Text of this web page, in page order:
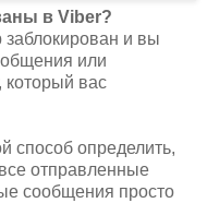
в Viber?
заблокирован и вы
или
который вас
способ определить,
отправленные
сообщения просто